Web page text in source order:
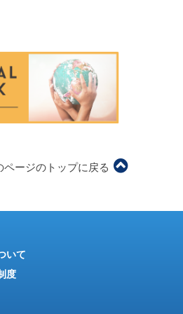
ページのトップに戻る
いて
度